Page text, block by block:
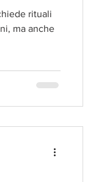
rituali
ma anche